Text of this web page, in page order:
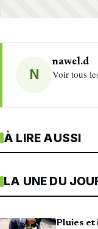
N
nawel.d
Voir tous
À LIRE AUSSI
LA UNE DU
Pluies et